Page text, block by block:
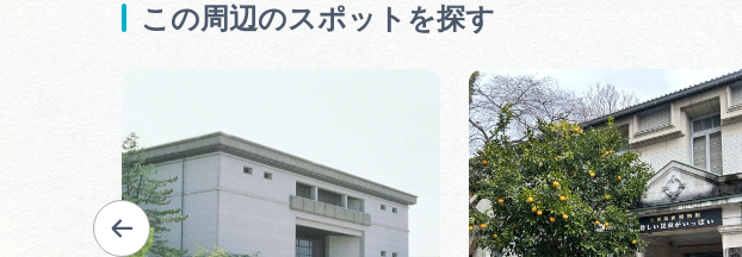
この周辺のスポットを探す